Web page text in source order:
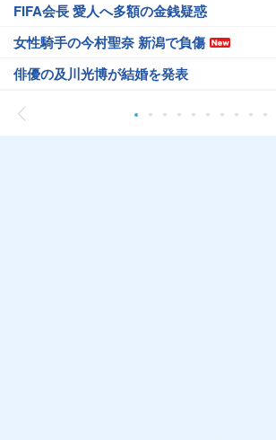
FIFA会長 愛人へ多額の金銭疑惑
女性騎手の今村聖奈 新潟で負傷
俳優の及川光博が結婚を発表